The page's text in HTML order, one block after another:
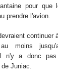
pour que
prendre l'avion.
continuer
moins
n'y a donc
Juniac.